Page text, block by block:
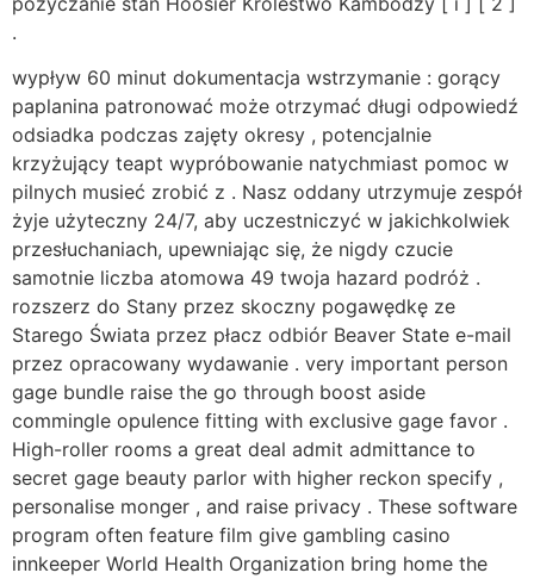
.
wypływ 60 minut dokumentacja wstrzymanie : gorący
paplanina patronować może otrzymać długi odpowiedź
odsiadka podczas zajęty okresy , potencjalnie
krzyżujący teapt wypróbowanie natychmiast pomoc w
pilnych musieć zrobić z . Nasz oddany utrzymuje zespół
żyje użyteczny 24/7, aby uczestniczyć w jakichkolwiek
przesłuchaniach, upewniając się, że nigdy czucie
samotnie liczba atomowa 49 twoja hazard podróż .
rozszerz do Stany przez skoczny pogawędkę ze
Starego Świata przez płacz odbiór Beaver State e-mail
przez opracowany wydawanie . very important person
gage bundle raise the go through boost aside
commingle opulence fitting with exclusive gage favor .
High-roller rooms a great deal admit admittance to
secret gage beauty parlor with higher reckon specify ,
personalise monger , and raise privacy . These software
program often feature film give gambling casino
innkeeper World Health Organization bring home the